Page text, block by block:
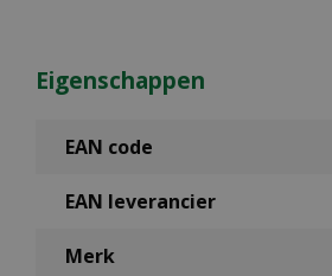
Eigenschappen
EAN code
EAN leverancier
Merk